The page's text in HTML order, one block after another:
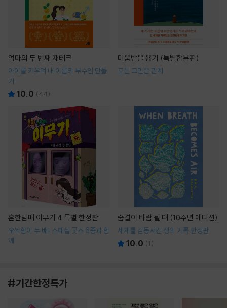
엄마의 두 번째 재테크
아이를 키우며 내 이름의 부수입 만들
기
10.0 (44)
미움받을 용기 (특별합본판)
모든 고민은 관계
흔한남매 이무기 4 특별 한정판
오싹함이 두 배! 스페셜 굿즈 6종과 함
께
숨결이 바람 될 때 (10주년 에디션)
세계를 감동시킨 생의 기록 한정판
10.0 (1 )
#기간한정특가